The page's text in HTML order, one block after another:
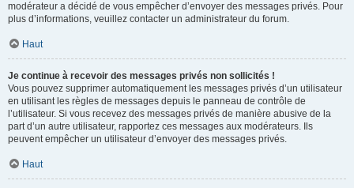
modérateur a décidé de vous empêcher d’envoyer des messages privés. Pour
plus d’informations, veuillez contacter un administrateur du forum.
Haut
Je continue à recevoir des messages privés non sollicités !
Vous pouvez supprimer automatiquement les messages privés d’un utilisateur
en utilisant les règles de messages depuis le panneau de contrôle de
l’utilisateur. Si vous recevez des messages privés de manière abusive de la
part d’un autre utilisateur, rapportez ces messages aux modérateurs. Ils
peuvent empêcher un utilisateur d’envoyer des messages privés.
Haut